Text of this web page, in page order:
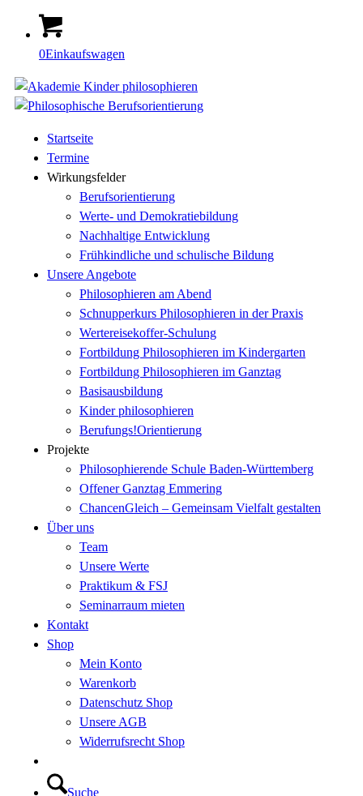
0Einkaufswagen
Startseite
Termine
Wirkungsfelder
Berufsorientierung
Werte- und Demokratiebildung
Nachhaltige Entwicklung
Frühkindliche und schulische Bildung
Unsere Angebote
Philosophieren am Abend
Schnupperkurs Philosophieren in der Praxis
Wertereisekoffer-Schulung
Fortbildung Philosophieren im Kindergarten
Fortbildung Philosophieren im Ganztag
Basisausbildung
Kinder philosophieren
Berufungs!Orientierung
Projekte
Philosophierende Schule Baden-Württemberg
Offener Ganztag Emmering
ChancenGleich – Gemeinsam Vielfalt gestalten
Über uns
Team
Unsere Werte
Praktikum & FSJ
Seminarraum mieten
Kontakt
Shop
Mein Konto
Warenkorb
Datenschutz Shop
Unsere AGB
Widerrufsrecht Shop
Suche